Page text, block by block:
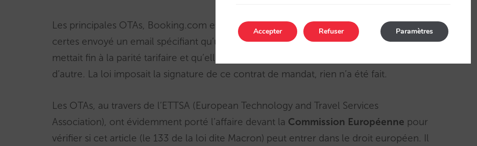
Les principales OTAs, Booking.com et Expedia n’appliquent pas la loi Macron. Elles ont
certes envoyé un email spécifiant qu’un avenant aux conditions de collaboration
mettait fin à la parité tarifaire et qu’elles agissaient sous un contrat de mandat. Mais rien
d’autre. La loi imposait la signature de ce contrat de mandat, rien n’a été fait.
Les OTAs, au travers de l’ETTSA (European Technology and Travel Services
Association), ont évidemment porté l’affaire devant la Commission Européenne pour
vérifier si cet article (le 133 de la loi dite Macron) peut entrer dans le droit européen. Il
Accepter Paramètres
Refuser